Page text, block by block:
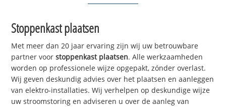
Stoppenkast plaatsen
Met meer dan 20 jaar ervaring zijn wij uw betrouwbare
partner voorstoppenkast plaatsen. Alle werkzaamheden
worden op professionele wijze opgepakt, zónder overlast.
Wij geven deskundig advies over het plaatsen en aanleggen
van elektro-installaties. Wij verhelpen op deskundige wijze
uw stroomstoring en adviseren u over de aanleg van